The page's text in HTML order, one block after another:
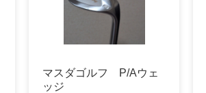
マスダゴルフ P/Aウェ
ッジ